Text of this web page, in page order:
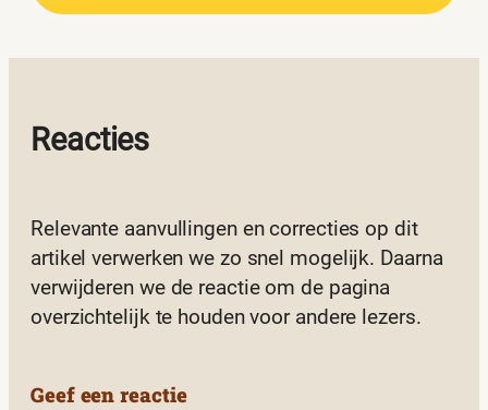
Reacties
Relevante aanvullingen en correcties op dit
artikel verwerken we zo snel mogelijk. Daarna
verwijderen we de reactie om de pagina
overzichtelijk te houden voor andere lezers.
Geef een reactie